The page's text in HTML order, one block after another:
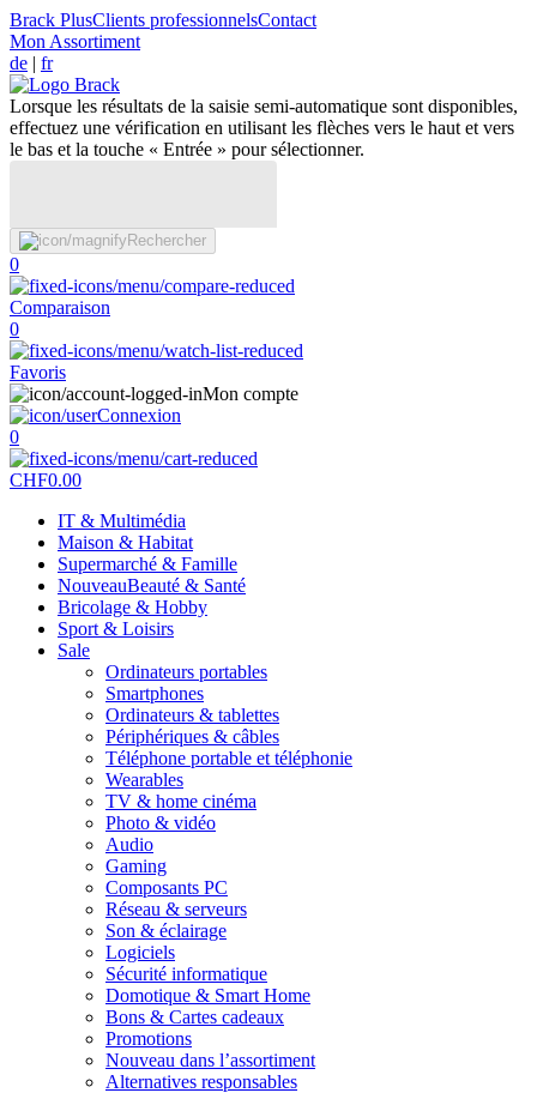
Brack PlusClients professionnelsContact
Mon Assortiment
de | fr
Lorsque les résultats de la saisie semi-automatique sont disponibles,
effectuez une vérification en utilisant les flèches vers le haut et vers
le bas et la touche « Entrée » pour sélectionner.
Rechercher
0
Comparaison
0
Favoris
Mon compte
Connexion
0
CHF0.00
IT & Multimédia
Maison & Habitat
Supermarché & Famille
NouveauBeauté & Santé
Bricolage & Hobby
Sport & Loisirs
Sale
Ordinateurs portables
Smartphones
Ordinateurs & tablettes
Périphériques & câbles
Téléphone portable et téléphonie
Wearables
TV & home cinéma
Photo & vidéo
Audio
Gaming
Composants PC
Réseau & serveurs
Son & éclairage
Logiciels
Sécurité informatique
Domotique & Smart Home
Bons & Cartes cadeaux
Promotions
Nouveau dans l’assortiment
Alternatives responsables